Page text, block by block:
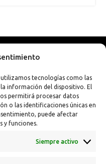
tecnologías como las
información del dispositivo. El
permitirá procesar datos
o las identificaciones únicas en
puede afectar
y funciones.
Siempre activo